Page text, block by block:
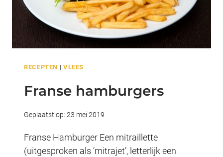
RECEPTEN | VLEES
Franse hamburgers
Geplaatst op: 23 mei 2019
Franse Hamburger Een mitraillette
(uitgesproken als ‘mitrajet’, letterlijk een